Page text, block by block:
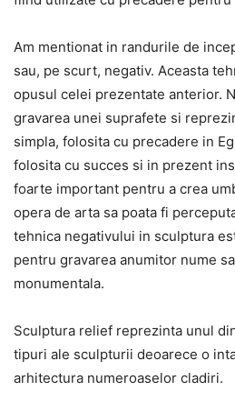
Am mentionat in randurile de
sau, pe scurt, negativ. Aceasta
opusul celei prezentate anterior.
gravarea unei suprafete si
simpla, folosita cu precadere in
folosita cu succes si in prezent
foarte important pentru a crea
opera de arta sa poata fi
tehnica negativului in sculptura
pentru gravarea anumitor nume
monumentala.
Sculptura relief reprezinta unul
tipuri ale sculpturii deoarece o
arhitectura numeroaselor cladiri.